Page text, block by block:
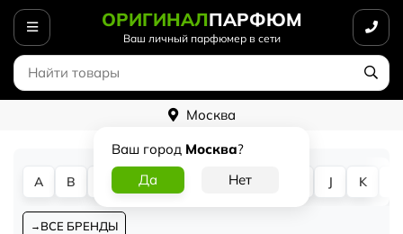
ОРИГИНАЛПАРФЮМ
Ваш личный парфюмер в сети
Москва
Ваш город Москва?
A B D G J K
ВСЕ БРЕНДЫ